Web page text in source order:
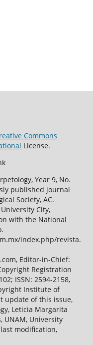
Commons
License.
Year 9, No.
published journal
Society, AC.
City,
with the National
index.php/revista.
Editor-in-Chief:
Registration
ISSN: 2594-2158,
Institute of
update of this issue,
Leticia Margarita
UNAM, University
last modification,